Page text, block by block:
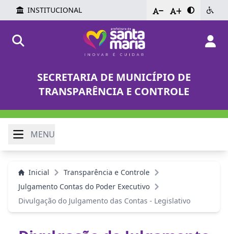
INSTITUCIONAL - +
SECRETARIA DE MUNICÍPIO DE
TRANSPARÊNCIA E CONTROLE
MENU
Inicial
Transparência e Controle
Julgamento Contas do Poder Executivo
Divulgação do Julgamento das Contas - Legislativo